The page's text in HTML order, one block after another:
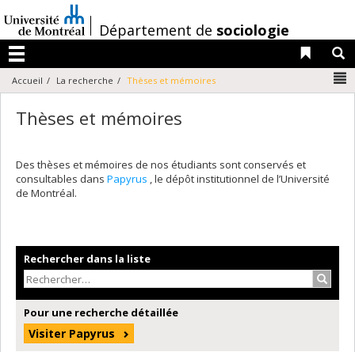
au
contenu
/Département de sociologie
Menu
Liens
Accueil La recherche Thèses et mémoires
Thèses et mémoires
Des thèses et mémoires de nos étudiants sont conservés et
consultables dans Papyrus , le dépôt institutionnel de l’Université
de Montréal.
Rechercher dans la liste
Pour une recherche détaillée
Visiter Papyrus